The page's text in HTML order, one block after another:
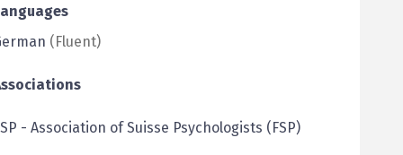
(Fluent)
- Association of Suisse Psychologists (FSP)